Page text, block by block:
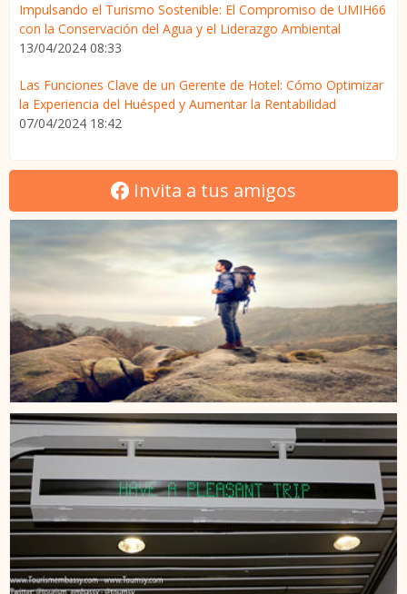
Impulsando el Turismo Sostenible: El Compromiso de UMIH66
con la Conservación del Agua y el Liderazgo Ambiental
13/04/2024 08:33
Las Funciones Clave de un Gerente de Hotel: Cómo Optimizar
la Experiencia del Huésped y Aumentar la Rentabilidad
07/04/2024 18:42
Invita a tus amigos